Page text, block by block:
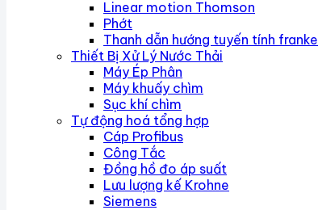
Linear motion Thomson
Phớt
Thanh dẫn hướng tuyến tính franke
Thiết Bị Xử Lý Nước Thải
Máy Ép Phân
Máy khuấy chìm
Sục khí chìm
Tự động hoá tổng hợp
Cáp Profibus
Công Tắc
Đồng hồ đo áp suất
Lưu lượng kế Krohne
Siemens